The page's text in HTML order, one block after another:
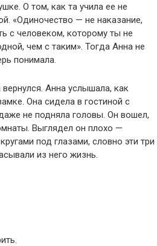
О том, как та учила ее не
«Одиночество — не наказание,
с человеком, которому ты не
чем с таким». Тогда Анна не
понимала.
Анна услышала, как
Она сидела в гостиной с
не подняла головы. Он вошел,
Выглядел он плохо —
под глазами, словно эти три
из него жизнь.